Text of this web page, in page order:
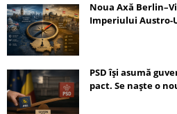
Noua Axă
Imperiului Austro-
PSD își asumă
pact. Se naște o